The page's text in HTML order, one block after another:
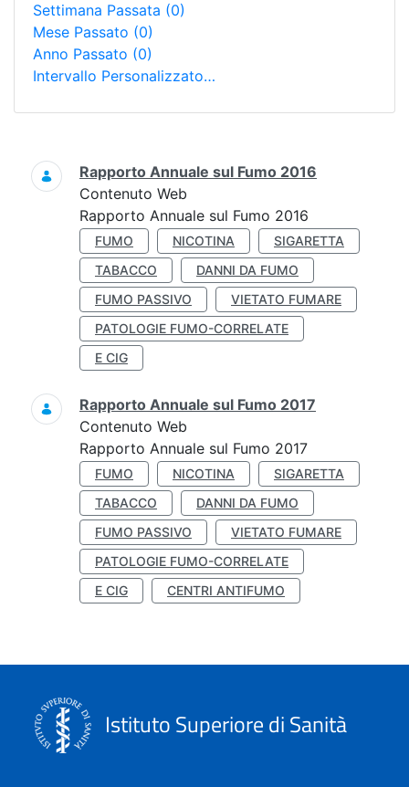
Settimana Passata (0)
Mese Passato (0)
Anno Passato (0)
Intervallo Personalizzato…
Ricerca
Rapporto Annuale sul Fumo 2016
Contenuto Web
Rapporto Annuale sul Fumo 2016
FUMO NICOTINA
SIGARETTA
TABACCO
DANNI DA FUMO
FUMO PASSIVO
VIETATO FUMARE
PATOLOGIE FUMO-CORRELATE
E CIG
Rapporto Annuale sul Fumo 2017
Contenuto Web
Rapporto Annuale sul Fumo 2017
FUMO NICOTINA
SIGARETTA
TABACCO
DANNI DA FUMO
FUMO PASSIVO
VIETATO FUMARE
PATOLOGIE FUMO-CORRELATE
E CIG
CENTRI ANTIFUMO
Istituto Superiore di Sanità